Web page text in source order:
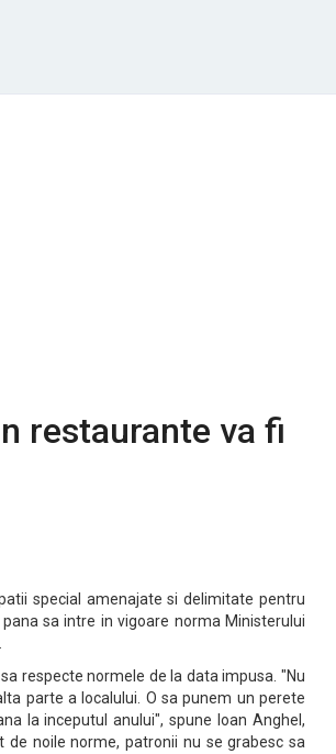
restaurante va fi
special amenajate si delimitate pentru
sa intre in vigoare norma Ministerului
respecte normele de la data impusa. "Nu
parte a localului. O sa punem un perete
la inceputul anului", spune Ioan Anghel,
noile norme, patronii nu se grabesc sa